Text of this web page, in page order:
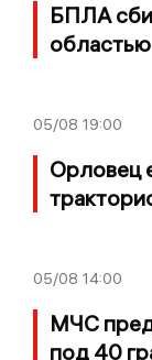
БПЛА
областью
05/08 19:00
Орловец
05/08 14:00
МЧС
под 40